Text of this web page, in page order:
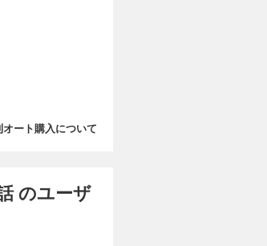
オート購入について
のユーザ